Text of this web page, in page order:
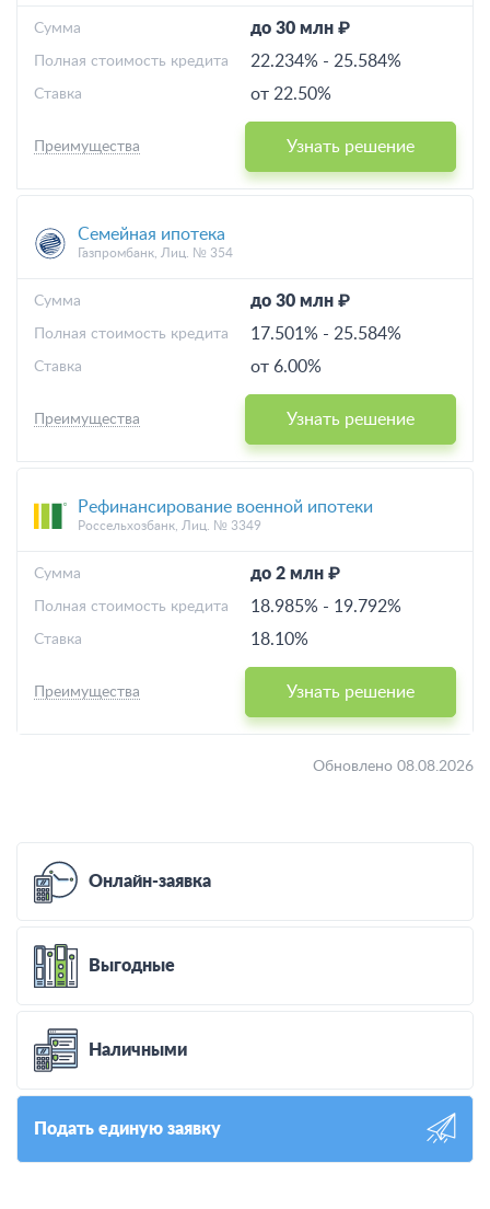
до 30 млн ₽
Cумма
22.234% - 25.584%
Полная стоимость кредита
от 22.50%
Ставка
Узнать решение
Преимущества
Семейная ипотека
Газпромбанк, Лиц. № 354
до 30 млн ₽
Cумма
17.501% - 25.584%
Полная стоимость кредита
от 6.00%
Ставка
Узнать решение
Преимущества
Рефинансирование военной ипотеки
Россельхозбанк, Лиц. № 3349
до 2 млн ₽
Cумма
18.985% - 19.792%
Полная стоимость кредита
18.10%
Ставка
Узнать решение
Преимущества
Обновлено 08.08.2026
Онлайн-заявка
Выгодные
Наличными
Подать единую заявку